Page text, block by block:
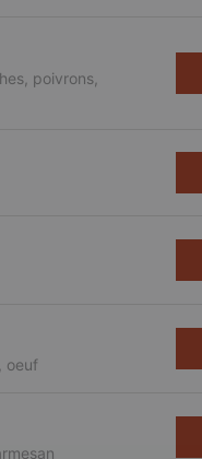
poivrons,
oeuf